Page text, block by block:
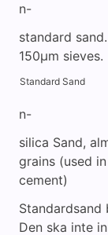
n-
standard
150μm sieves.
Standard Sand
n-
silica Sand,
grains (used
cement)
Den ska inte